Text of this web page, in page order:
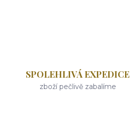
SPOLEHLIVÁ EXPEDICE
zboží pečlivě zabalíme